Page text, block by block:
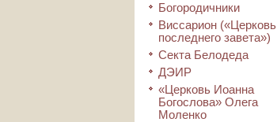
Богородичники
Виссарион («Церковь
последнего завета»)
Секта Белодеда
ДЭИР
«Церковь Иоанна
Богослова» Олега
Моленко